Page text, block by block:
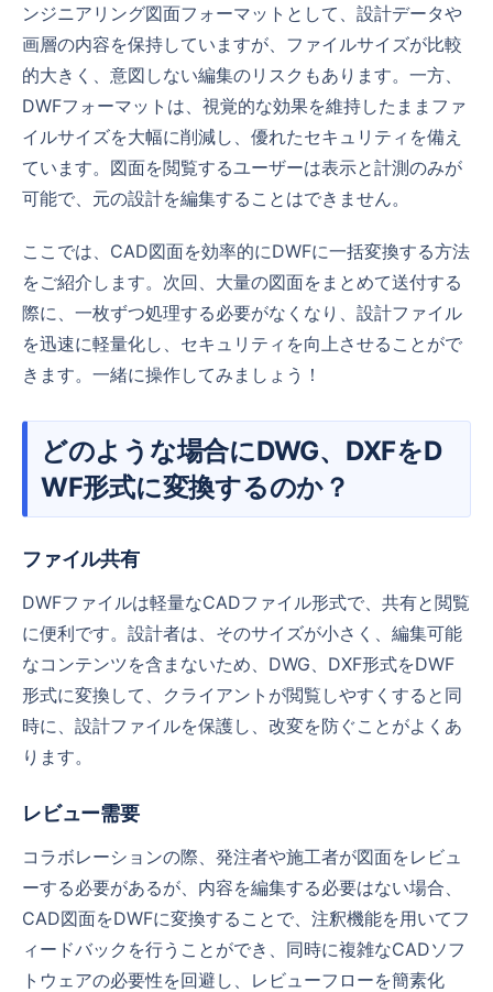
ンジニアリング図面フォーマットとして、設計データや
画層の内容を保持していますが、ファイルサイズが比較
的大きく、意図しない編集のリスクもあります。一方、
DWFフォーマットは、視覚的な効果を維持したままファ
イルサイズを大幅に削減し、優れたセキュリティを備え
ています。図面を閲覧するユーザーは表示と計測のみが
可能で、元の設計を編集することはできません。
ここでは、CAD図面を効率的にDWFに一括変換する方法
をご紹介します。次回、大量の図面をまとめて送付する
際に、一枚ずつ処理する必要がなくなり、設計ファイル
を迅速に軽量化し、セキュリティを向上させることがで
きます。一緒に操作してみましょう！
どのような場合にDWG、DXFをD
WF形式に変換するのか？
ファイル共有
DWFファイルは軽量なCADファイル形式で、共有と閲覧
に便利です。設計者は、そのサイズが小さく、編集可能
なコンテンツを含まないため、DWG、DXF形式をDWF
形式に変換して、クライアントが閲覧しやすくすると同
時に、設計ファイルを保護し、改変を防ぐことがよくあ
ります。
レビュー需要
コラボレーションの際、発注者や施工者が図面をレビュ
ーする必要があるが、内容を編集する必要はない場合、
CAD図面をDWFに変換することで、注釈機能を用いてフ
ィードバックを行うことができ、同時に複雑なCADソフ
トウェアの必要性を回避し、レビューフローを簡素化